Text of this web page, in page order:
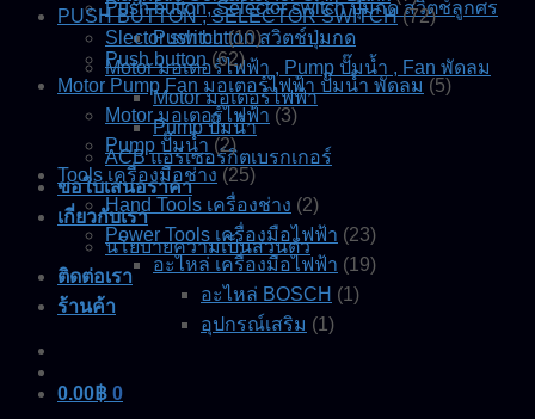
Push button, Selector switch ปุ่มกด สวิตช์ลูกศร
Push button สวิตช์ปุ่มกด
Motor มอเตอร์ไฟฟ้า , Pump ปั๊มน้ำ , Fan พัดลม
Motor มอเตอร์ไฟฟ้า
Pump ปั๊มน้ำ
ACB แอร์เซอร์กิตเบรกเกอร์
ขอใบเสนอราคา
เกี่ยวกับเรา
นโยบายความเป็นส่วนตัว
ติดต่อเรา
ร้านค้า
0.00฿ 0
PUSH BUTTON , SELECTOR SWITCH (72)
Slector switch (10)
Push button (62)
Motor Pump Fan มอเตอร์ไฟฟ้า ปั๊มน้ำ พัดลม (5)
Motor มอเตอร์ไฟฟ้า (3)
Pump ปั๊มน้ำ (2)
Tools เครื่องมือช่าง (25)
Hand Tools เครื่องช่าง (2)
Power Tools เครื่องมือไฟฟ้า (23)
อะไหล่ เครื่องมือไฟฟ้า (19)
อะไหล่ BOSCH (1)
อุปกรณ์เสริม (1)